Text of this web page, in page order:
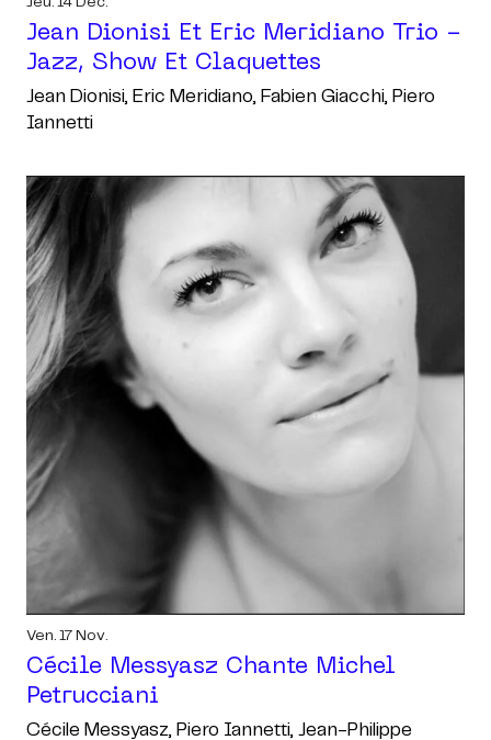
Jean Dionisi Et Eric Meridiano Trio -
Jazz, Show Et Claquettes
Jean Dionisi, Eric Meridiano, Fabien Giacchi, Piero
Iannetti
Ven. 17 Nov.
Cécile Messyasz Chante Michel
Petrucciani
Cécile Messyasz, Piero Iannetti, Jean-Philippe